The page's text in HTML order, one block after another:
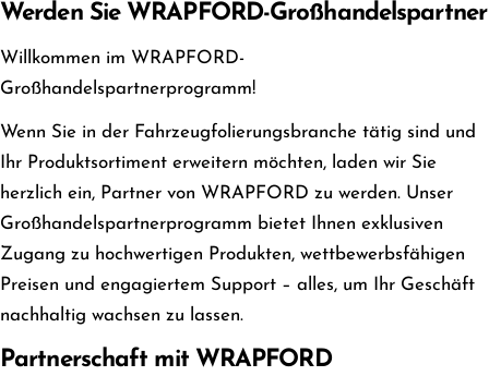
Werden Sie WRAPFORD-Großhandelspartner
Willkommen im WRAPFORD-
Großhandelspartnerprogramm!
Wenn Sie in der Fahrzeugfolierungsbranche tätig sind und
Ihr Produktsortiment erweitern möchten, laden wir Sie
herzlich ein, Partner von WRAPFORD zu werden. Unser
Großhandelspartnerprogramm bietet Ihnen exklusiven
Zugang zu hochwertigen Produkten, wettbewerbsfähigen
Preisen und engagiertem Support – alles, um Ihr Geschäft
nachhaltig wachsen zu lassen.
Partnerschaft mit WRAPFORD